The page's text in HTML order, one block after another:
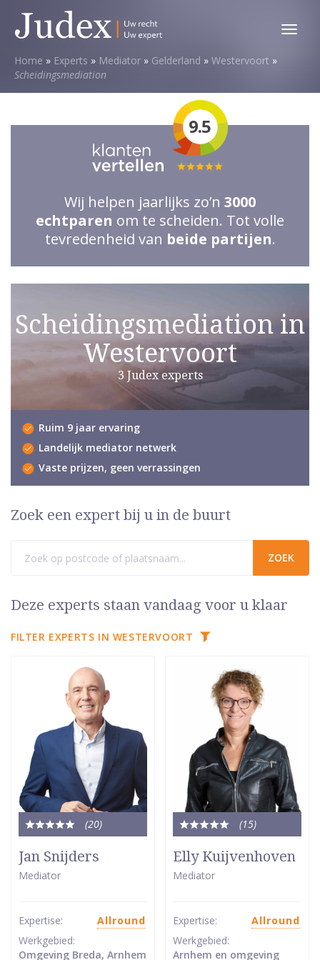
Toggle
Home » Experts » Mediator » Gelderland » Westervoort »
Scheidingsmediation
9.5
Totale
waardering:
5
van
Wij helpen jaarlijks zo’n 3000
echtparen om te scheiden. Tot volle
tevredenheid van beide partijen.
Scheidingsmediation in
Westervoort
3 Judex experts
Ruim 9 jaar ervaring
Landelijk mediator netwerk
Vaste prijzen, geen verrassingen
Zoek een expert bij u in de buurt
Deze experts staan vandaag voor u klaar
FILTER EXPERTS IN WESTERVOORT
(20)
Totale
waardering:
5
van
Jan Snijders
Mediator
Expertise:
Allround
Werkgebied:
Omgeving Breda, Arnhem
(15)
Totale
waardering:
5
van
Elly Kuijvenhoven
Mediator
Expertise:
Allround
Werkgebied:
Arnhem en omgeving